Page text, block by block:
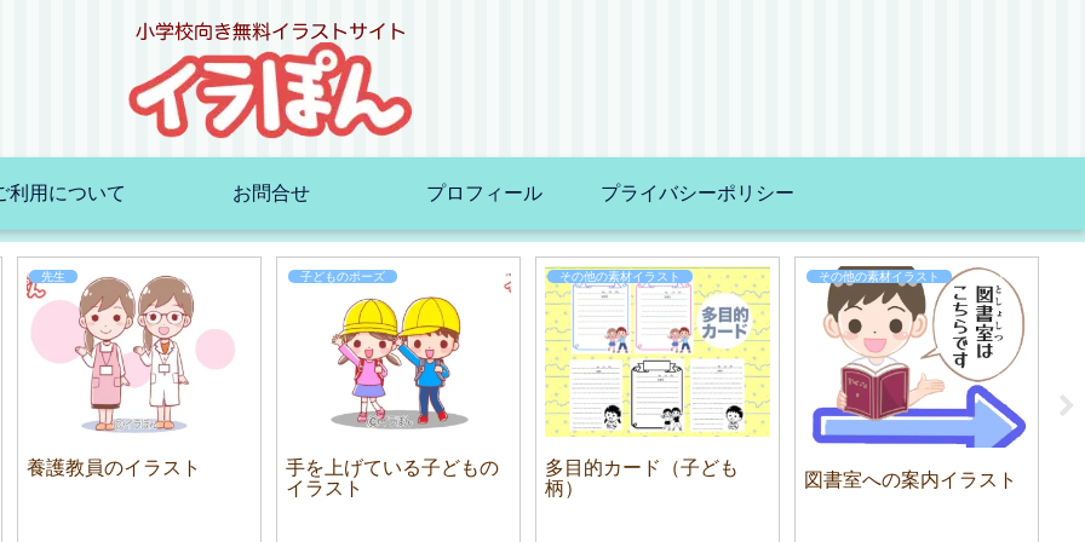
利用について お問合せ プロフィール プライバシーポリシー
先生
養護教員のイラスト
子どものポーズ
手を上げている子どもの
イラスト
その他の素材イラスト
多目的カード（子ども
柄）
その他の素材イラスト
図書室への案内イラスト